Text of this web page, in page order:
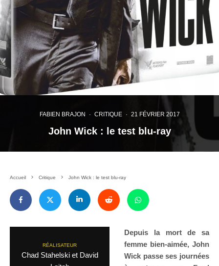
FABIEN BRAJON · CRITIQUE · 21 FÉVRIER 2017
John Wick : le test blu-ray
Accueil Critique John Wick : le test blu-ray
RÉALISATEUR
Chad Stahelski et David
Depuis la mort de sa
femme bien-aimée, John
Wick passe ses journées